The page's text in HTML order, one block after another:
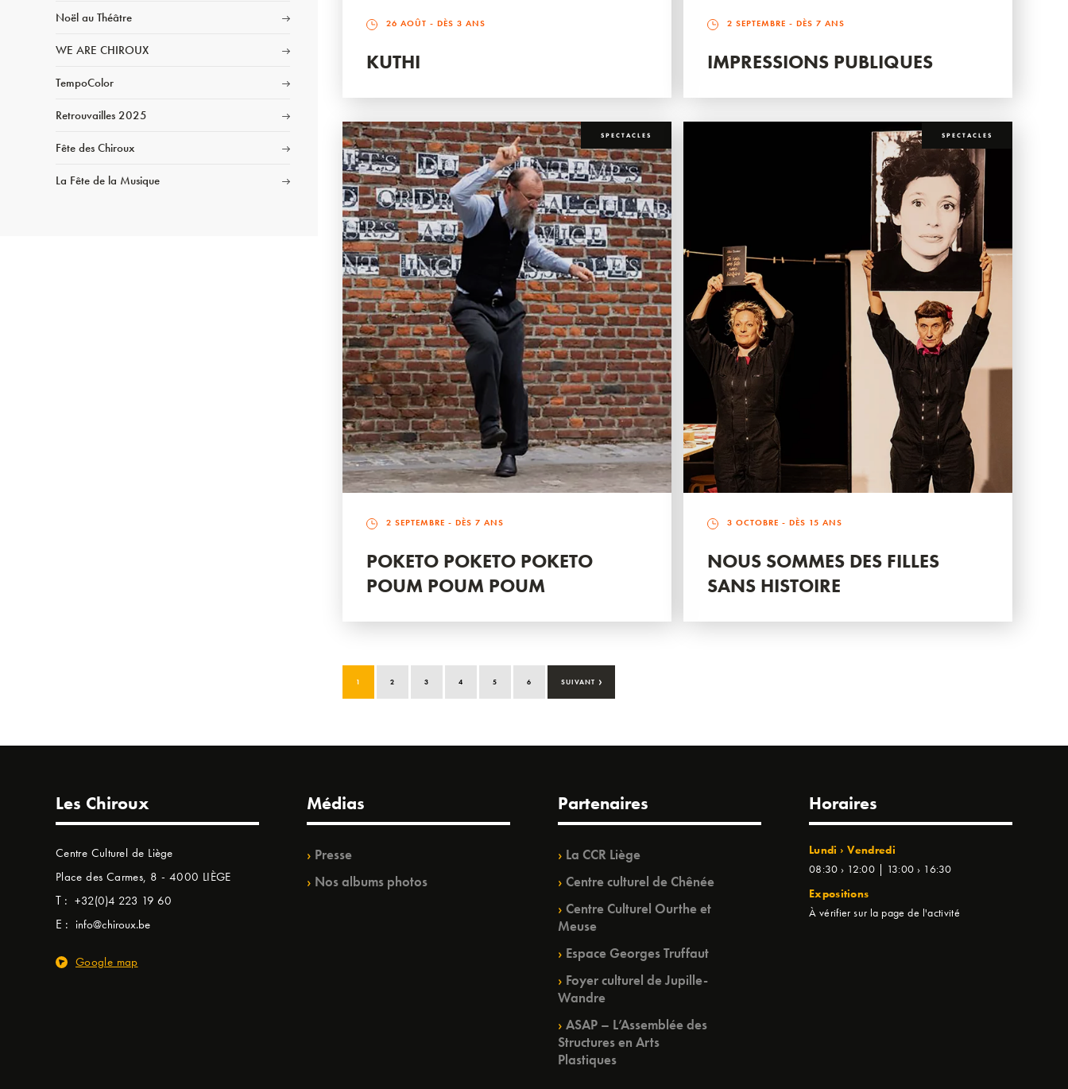
Noël au Théâtre
WE ARE CHIROUX
TempoColor
Retrouvailles 2025
Fête des Chiroux
La Fête de la Musique
26 AOÛT - DÈS 3 ANS
KUTHI
2 SEPTEMBRE - DÈS 7 ANS
IMPRESSIONS PUBLIQUES
SPECTACLES
2 SEPTEMBRE - DÈS 7 ANS
POKETO POKETO POKETO
POUM POUM POUM
SPECTACLES
3 OCTOBRE - DÈS 15 ANS
NOUS SOMMES DES FILLES
SANS HISTOIRE
1 2 3 4 5 6 SUIVANT ›
Les Chiroux
Centre Culturel de Liège
Place des Carmes, 8 - 4000 LIÈGE
T : +32(0)4 223 19 60
E : info@chiroux.be
Google map
Médias
Presse
Nos albums photos
Partenaires
La CCR Liège
Centre culturel de Chênée
Centre Culturel Ourthe et
Meuse
Espace Georges Truffaut
Foyer culturel de Jupille-
Wandre
ASAP – L’Assemblée des
Structures en Arts
Plastiques
Horaires
Lundi › Vendredi
08:30 › 12:00 | 13:00 › 16:30
Expositions
À vérifier sur la page de l'activité